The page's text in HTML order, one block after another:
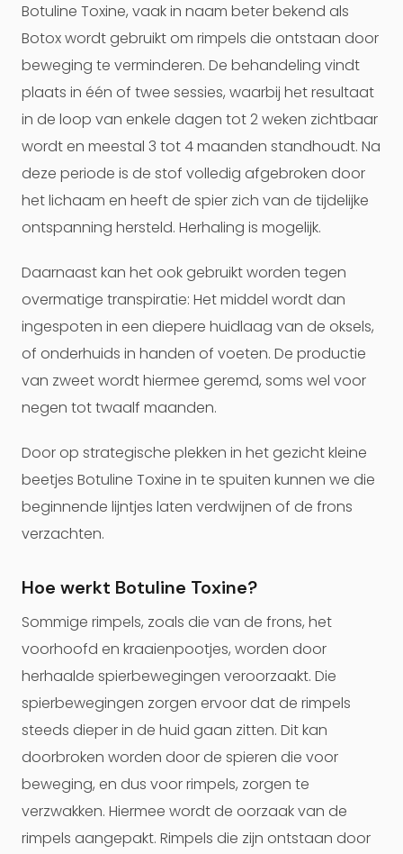
Botuline Toxine, vaak in naam beter bekend als
Botox wordt gebruikt om rimpels die ontstaan door
beweging te verminderen. De behandeling vindt
plaats in één of twee sessies, waarbij het resultaat
in de loop van enkele dagen tot 2 weken zichtbaar
wordt en meestal 3 tot 4 maanden standhoudt. Na
deze periode is de stof volledig afgebroken door
het lichaam en heeft de spier zich van de tijdelijke
ontspanning hersteld. Herhaling is mogelijk.
Daarnaast kan het ook gebruikt worden tegen
overmatige transpiratie: Het middel wordt dan
ingespoten in een diepere huidlaag van de oksels,
of onderhuids in handen of voeten. De productie
van zweet wordt hiermee geremd, soms wel voor
negen tot twaalf maanden.
Door op strategische plekken in het gezicht kleine
beetjes Botuline Toxine in te spuiten kunnen we die
beginnende lijntjes laten verdwijnen of de frons
verzachten.
Hoe werkt Botuline Toxine?
Sommige rimpels, zoals die van de frons, het
voorhoofd en kraaienpootjes, worden door
herhaalde spierbewegingen veroorzaakt. Die
spierbewegingen zorgen ervoor dat de rimpels
steeds dieper in de huid gaan zitten. Dit kan
doorbroken worden door de spieren die voor
beweging, en dus voor rimpels, zorgen te
verzwakken. Hiermee wordt de oorzaak van de
rimpels aangepakt. Rimpels die zijn ontstaan door